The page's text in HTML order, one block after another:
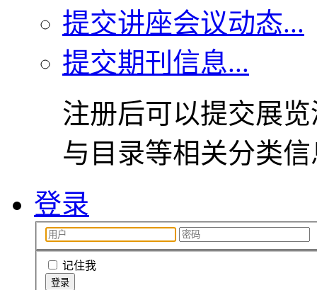
提交讲座会议动态...
提交期刊信息...
注册后可以提交展
与目录等相关分类
登录
记住我